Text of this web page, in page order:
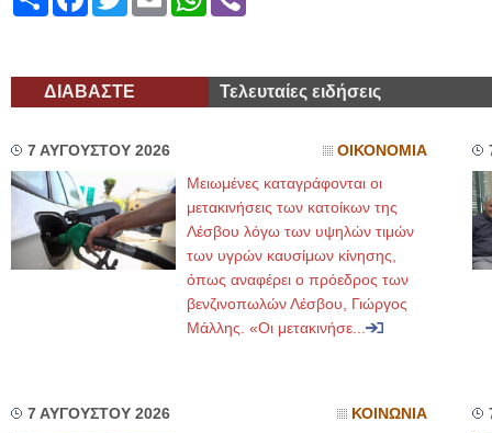
ΔΙΑΒΑΣΤΕ Τελευταίες ειδήσεις
7 ΑΥΓΟΥΣΤΟΥ 2026 ΟΙΚΟΝΟΜΙΑ
Μειωμένες καταγράφονται οι
μετακινήσεις των κατοίκων της
Λέσβου λόγω των υψηλών τιμών
των υγρών καυσίμων κίνησης,
όπως αναφέρει ο πρόεδρος των
βενζινοπωλών Λέσβου, Γιώργος
Μάλλης. «Οι μετακινήσε...
7 ΑΥΓΟΥΣΤΟΥ 2026 ΚΟΙΝΩΝΙΑ